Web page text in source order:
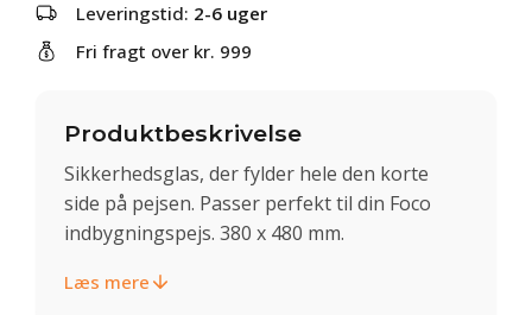
Leveringstid: 2-6 uger
Fri fragt over kr. 999
Produktbeskrivelse
Sikkerhedsglas, der fylder hele den korte
side på pejsen. Passer perfekt til din Foco
indbygningspejs. 380 x 480 mm.
Læs mere